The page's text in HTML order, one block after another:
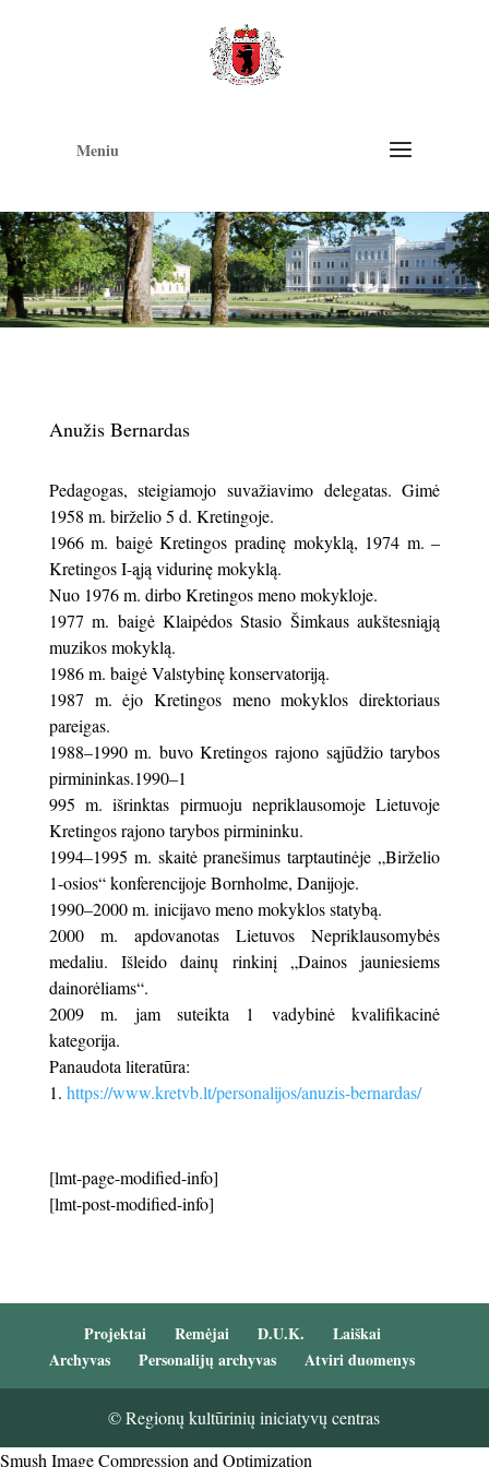
Meniu
Anužis Bernardas
Pedagogas, steigiamojo suvažiavimo delegatas. Gimė
1958 m. birželio 5 d. Kretingoje.
1966 m. baigė Kretingos pradinę mokyklą, 1974 m. –
Kretingos I-ąją vidurinę mokyklą.
Nuo 1976 m. dirbo Kretingos meno mokykloje.
1977 m. baigė Klaipėdos Stasio Šimkaus aukštesniąją
muzikos mokyklą.
1986 m. baigė Valstybinę konservatoriją.
1987 m. ėjo Kretingos meno mokyklos direktoriaus
pareigas.
1988–1990 m. buvo Kretingos rajono sąjūdžio tarybos
pirmininkas.1990–1
995 m. išrinktas pirmuoju nepriklausomoje Lietuvoje
Kretingos rajono tarybos pirmininku.
1994–1995 m. skaitė pranešimus tarptautinėje „Birželio
1-osios“ konferencijoje Bornholme, Danijoje.
1990–2000 m. inicijavo meno mokyklos statybą.
2000 m. apdovanotas Lietuvos Nepriklausomybės
medaliu. Išleido dainų rinkinį „Dainos jauniesiems
dainorėliams“.
2009 m. jam suteikta 1 vadybinė kvalifikacinė
kategorija.
Panaudota literatūra:
https://www.kretvb.lt/personalijos/anuzis-bernardas/
[lmt-page-modified-info]
[lmt-post-modified-info]
Projektai Remėjai D.U.K.
Laiškai
Archyvas
Personalijų archyvas Atviri duomenys
© Regionų kultūrinių iniciatyvų centras
Smush Image Compression and Optimization